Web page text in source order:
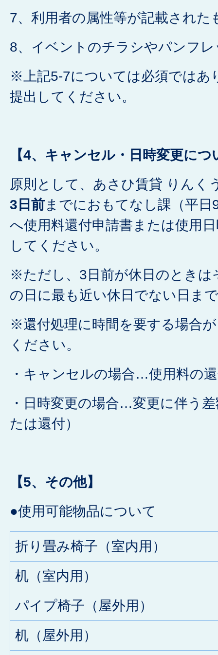
7、利用者の属性等が記載され
8、イベントのチラシやパンフ
※上記5-7については必須ではあ
提出してください。
【4、キャンセル・日時変更につ
原則として、あさひ賃貸 りんく
3日前までにおもてなし課（平
へ使用料還付申請書または使用
してください。
※ただし、3日前が休日のときは
の日に最も近い休日でない日ま
※還付処理に時間を要する場合
ください。
・キャンセルの場合…使用料の
・日時変更の場合…変更に伴う
たは還付）
【5、その他】
●使用可能物品について
折り畳み椅子（室内用）
机（室内用）
パイプ椅子（屋外用）
机（屋外用）